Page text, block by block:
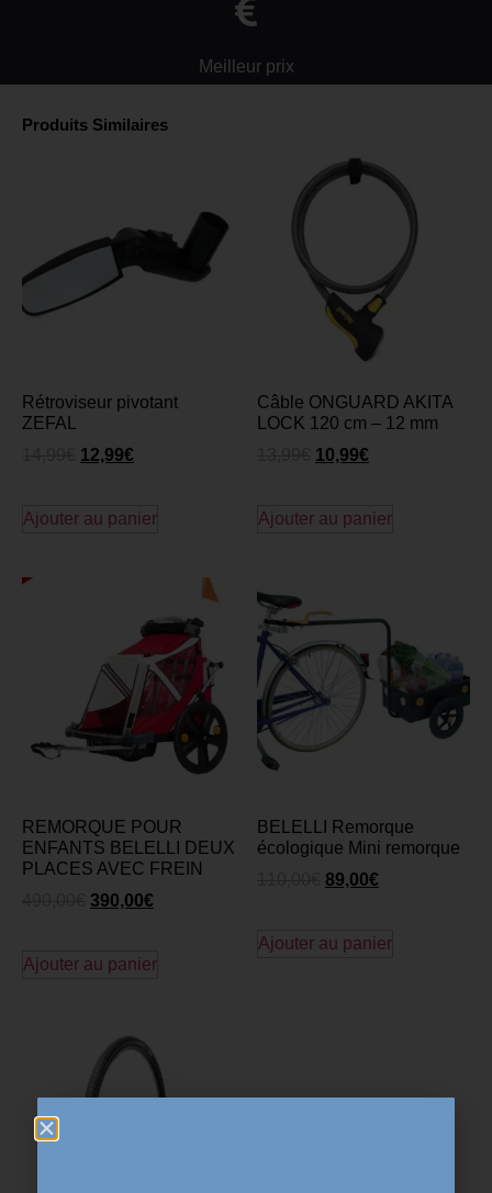
Meilleur prix
Produits Similaires
Rétroviseur pivotant
ZEFAL
12,99€
Ajouter au panier
Câble ONGUARD AKITA
LOCK 120 cm – 12 mm
10,99€
Ajouter au panier
REMORQUE POUR
ENFANTS BELELLI DEUX
PLACES AVEC FREIN
390,00€
Ajouter au panier
BELELLI Remorque
écologique Mini remorque
89,00€
Ajouter au panier